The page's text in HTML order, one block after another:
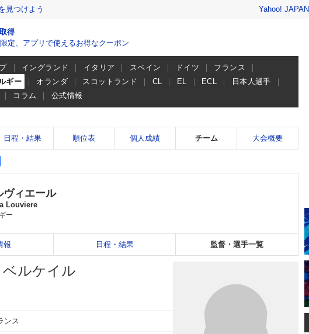
見つけよう Yahoo! JAPAN
得
定、アプリで使えるお得なクーポン
イングランド イタリア スペイン ドイツ
フランス
ギー オランダ スコットランド CL EL ECL
日本人選手
コラム 公式情報
日程・結果 順位表 個人成績 チーム 大会概要
ヴィエール
Louviere
ー
報 日程・結果 監督・選手一覧
ルケイル
ンス